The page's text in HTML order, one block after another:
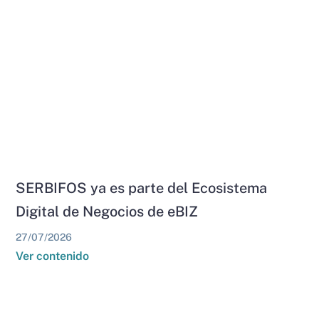
SERBIFOS ya es parte del Ecosistema
Digital de Negocios de eBIZ
27/07/2026
Ver contenido